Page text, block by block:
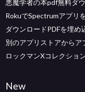
悪魔学者の本pdf無料ダ
RokuでSpectrumアプリ
ダウンロードPDFを埋め
別のアプリストアからア
ロックマンXコレクショ
New